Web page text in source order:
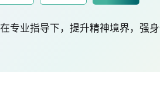
专业指导下，提升精神境界，强